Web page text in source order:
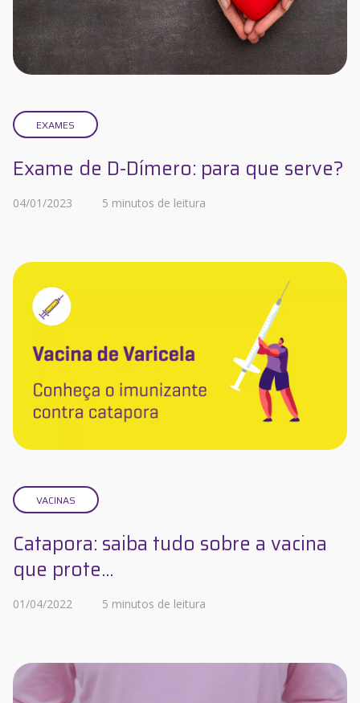
EXAMES
Exame de D-Dímero: para que serve?
04/01/2023 5 minutos de leitura
VACINAS
Catapora: saiba tudo sobre a vacina
que prote...
01/04/2022 5 minutos de leitura